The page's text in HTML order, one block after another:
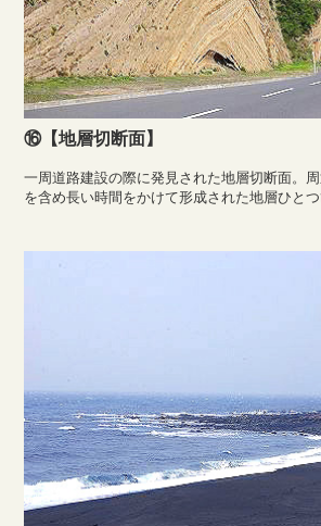
⑯【地層切断面】
一周道路建設の際に発見された地層切断面。
を含め長い時間をかけて形成された地層ひとつ